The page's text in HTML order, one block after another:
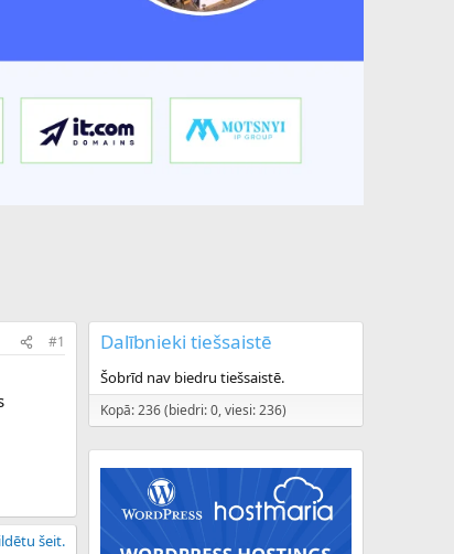
#1
šeit.
Dalībnieki tiešsaistē
Šobrīd nav biedru tiešsaistē.
Kopā: 236 (biedri: 0, viesi: 236)